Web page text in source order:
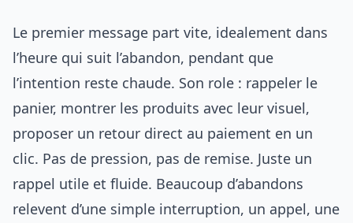
Le premier message part vite, idealement dans
l’heure qui suit l’abandon, pendant que
l’intention reste chaude. Son role : rappeler le
panier, montrer les produits avec leur visuel,
proposer un retour direct au paiement en un
clic. Pas de pression, pas de remise. Juste un
rappel utile et fluide. Beaucoup d’abandons
relevent d’une simple interruption, un appel, une